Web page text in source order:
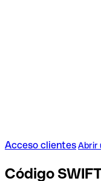
Acceso clientesAbrir
Código